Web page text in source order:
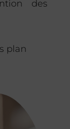
des
plan